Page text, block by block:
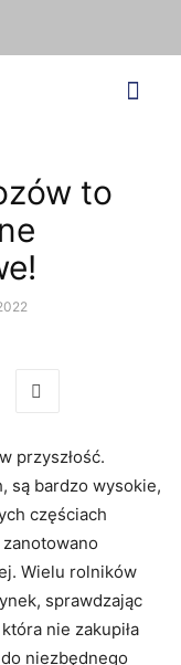
to
przyszłość.
są bardzo wysokie,
częściach
Wielu rolników
sprawdzając
nie zakupiła
niezbędnego